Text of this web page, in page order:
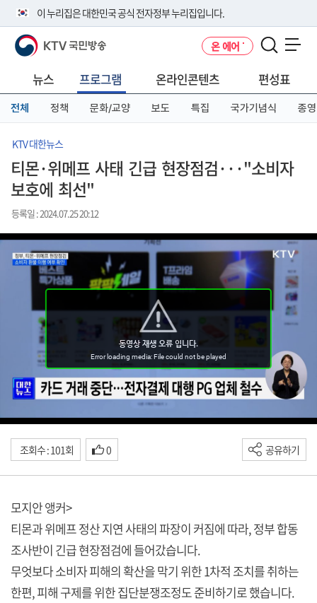
이 누리집은 대한민국 공식 전자정부 누리집입니다.
공식 누리집 주소 확인하기
니다.
이밖에 or.kr 또는 .kr등 다른 도메인 주소를 사용하고 있다면 아래 URL에
서 도메인 주소를 확인해 보세요
KTV 국민방송 온 에어
뉴스 프로그램 온라인콘텐츠 편성표
전체 정책 문화/교양 보도 특집 국가기념식 종영
KTV 대한뉴스
티몬·위메프 사태 긴급 현장점검···"소비자
보호에 최선"
등록일 : 2024.07.25 20:12
조회수 : 101회 0 공유하기
모지안 앵커>
티몬과 위메프 정산 지연 사태의 파장이 커짐에 따라, 정부 합동
조사반이 긴급 현장점검에 들어갔습니다.
무엇보다 소비자 피해의 확산을 막기 위한 1차적 조치를 취하는
한편, 피해 구제를 위한 집단분쟁조정도 준비하기로 했습니다.